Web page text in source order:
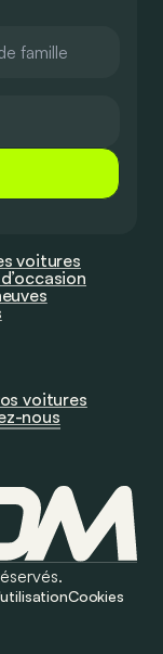
voitures
voitures
nous
Cookies